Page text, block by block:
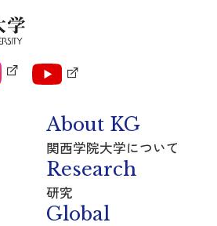
About KG
関西学院大学について
Research
研究
Global